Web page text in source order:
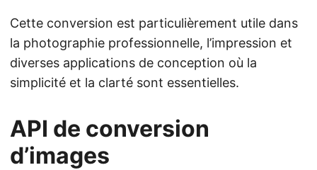
Cette conversion est particulièrement utile dans
la photographie professionnelle, l’impression et
diverses applications de conception où la
simplicité et la clarté sont essentielles.
API de conversion
d’images